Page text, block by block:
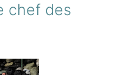
chef des